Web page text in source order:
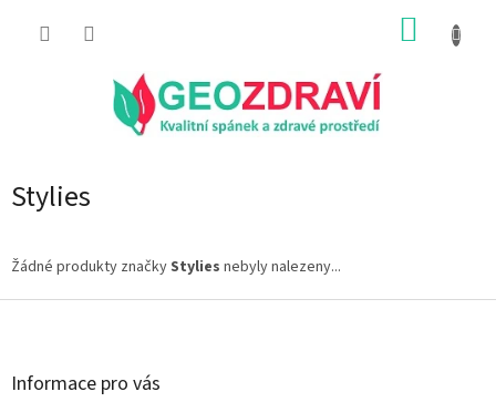
Stylies
Žádné produkty značkyStylies nebyly nalezeny...
Z
Informace pro vás